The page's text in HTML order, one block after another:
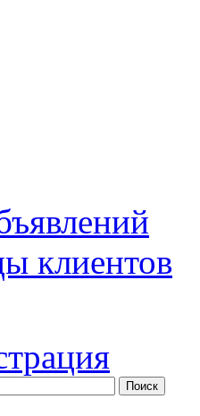
клиентов
Поиск